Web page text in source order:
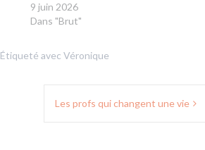
9 juin 2026
Dans "Brut"
Étiqueté avec Véronique
Les profs qui changent une vie